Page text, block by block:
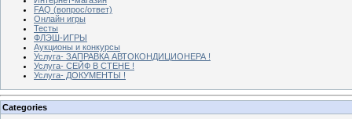
FAQ (вопрос/ответ)
Онлайн игры
Тесты
ФЛЭШ-ИГРЫ
Аукционы и конкурсы
Услуга- ЗАПРАВКА АВТОКОНДИЦИОНЕРА !
Услуга- СЕЙФ В СТЕНЕ !
Услуга- ДОКУМЕНТЫ !
Categories